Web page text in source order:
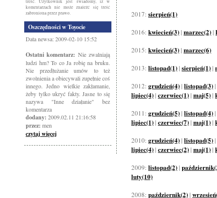
treść. Użytkownik jest świadomy, iż w
komentarzach nie może znaleźć się treść
zabroniona przez prawo.
Oszczędności w Toyocie
Data newsa: 2009-02-10 15:52
Ostatni komentarz: Nie zwalniają
ludzi hm? To co Ja robię na bruku.
Nie przedłużanie umów to też
zwolnienia a obiecywali zupełnie coś
innego. Jedno wielkie zakłamanie,
żeby tylko ukryć fakty. Jasne to się
nazywa "Inne działanie" bez
komentarza
dodany: 2009.02.11 21:16:58
przez: men
czytaj więcej
2017: sierpień(1)
2016: kwiecień(3) | marzec(2) |
2015: kwiecień(3) | marzec(6)
2013: listopad(1) | sierpień(1) |
2012: grudzień(4) | listopad(3) |
lipiec(4) | czerwiec(1) | maj(5) |
2011: grudzień(5) | listopad(4) |
lipiec(1) | czerwiec(7) | maj(1) |
2010: grudzień(4) | listopad(5) |
lipiec(4) | czerwiec(2) | maj(1) |
2009: listopad(2) |
luty(10)
2008: październik(2) |